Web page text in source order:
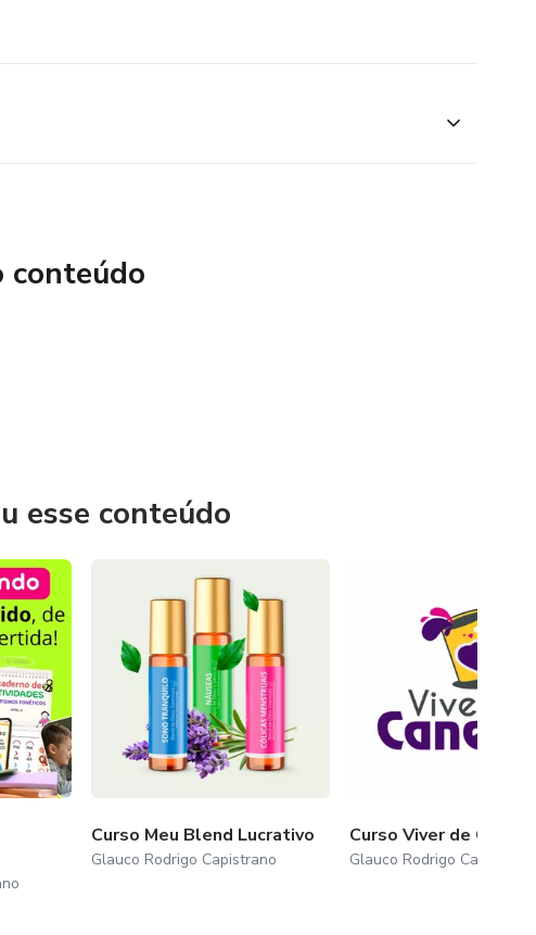
conteúdo
esse conteúdo
Curso Meu Blend Lucrativo
Glauco Rodrigo Capistrano
Curso Viver de Canecas
Glauco Rodrigo Capistrano